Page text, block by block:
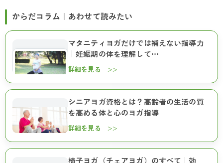
からだコラム｜あわせて読みたい
マタニティヨガだけでは補えない指導力
｜妊娠期の体を理解して…
詳細を見る >>
シニアヨガ資格とは？高齢者の生活の質
を高める体と心のヨガ指導
詳細を見る >>
椅子ヨガ（チェアヨガ）のすべて｜効